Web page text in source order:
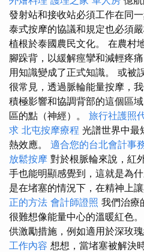
發射站和接收站必須工作在同
泰式按摩的協議和規定也必須
植根於泰國農民文化。 在農村
腳跺背，以緩解痙攣和減輕疼
用知識變成了正式知識。 或被
很常見，透過脈輪能量按摩，
積極影響和協調背部的這個區
區的點（神經）。 旅行社護照
求 北屯按摩療程 光譜世界中最
熱效應。 適合您的台北會計事
放鬆按摩 對於根脈輪來說，紅
手也能明顯感覺到，這就是為
是在堵塞的情況下，在精神上
正的方法 會計師證照 我們治療
很難想像能量中心的溫暖紅色。
供激勵措施，例如適用於深玫
工作內容 想想，當堵塞被解決